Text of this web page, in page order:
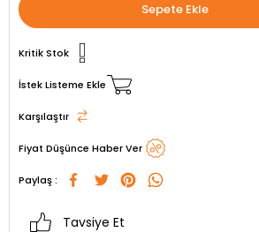
Kritik Stok
İstek Listeme Ekle
Karşılaştır
Fiyat Düşünce Haber Ver
Paylaş :
Tavsiye Et